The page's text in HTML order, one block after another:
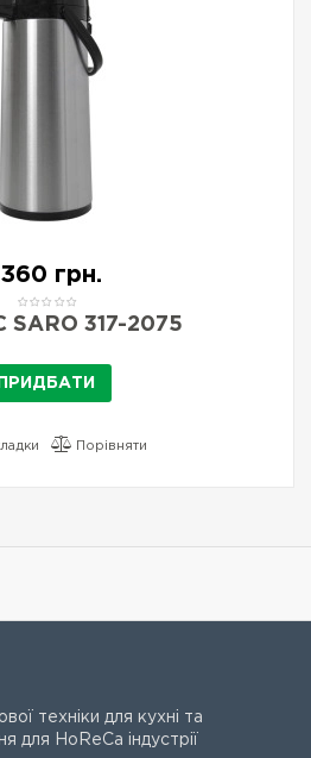
грн.
317-2075
ПРИДБАТИ
Порівняти
техніки для кухні та
для HoReCa індустрії